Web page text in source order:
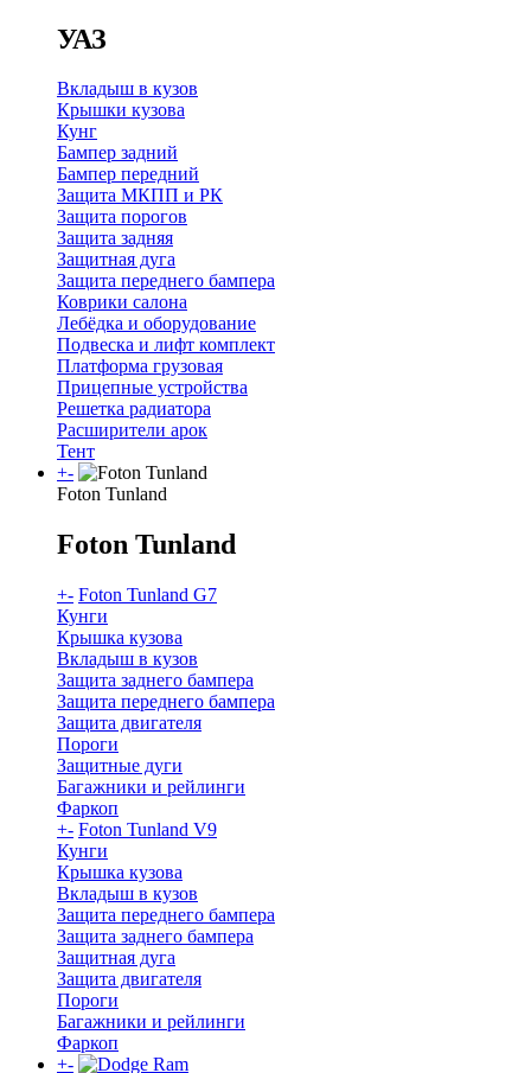
УАЗ
Вкладыш в кузов
Крышки кузова
Кунг
Бампер задний
Бампер передний
Защита МКПП и РК
Защита порогов
Защита задняя
Защитная дуга
Защита переднего бампера
Коврики салона
Лебёдка и оборудование
Подвеска и лифт комплект
Платформа грузовая
Прицепные устройства
Решетка радиатора
Расширители арок
Тент
+-
Foton Tunland
Foton Tunland
+- Foton Tunland G7
Кунги
Крышка кузова
Вкладыш в кузов
Защита заднего бампера
Защита переднего бампера
Защита двигателя
Пороги
Защитные дуги
Багажники и рейлинги
Фаркоп
+- Foton Tunland V9
Кунги
Крышка кузова
Вкладыш в кузов
Защита переднего бампера
Защита заднего бампера
Защитная дуга
Защита двигателя
Пороги
Багажники и рейлинги
Фаркоп
+-